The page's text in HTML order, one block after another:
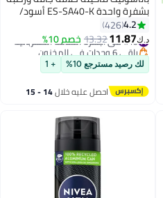
بشفرة واحدة ES-SA40-K أسود/
أزرق الأسود / الأزرق
4.2
426
د.ك‏11.87
13.32خصم 10% #19 في أجهزة الحلاقة الكهربائية
باقي 6 وحدات في المخزون
#19 في أجهزة الحلاقة الكهربائية
لك رصيد مسترجع 10% + 1
احصل عليه خلال 14 - 15